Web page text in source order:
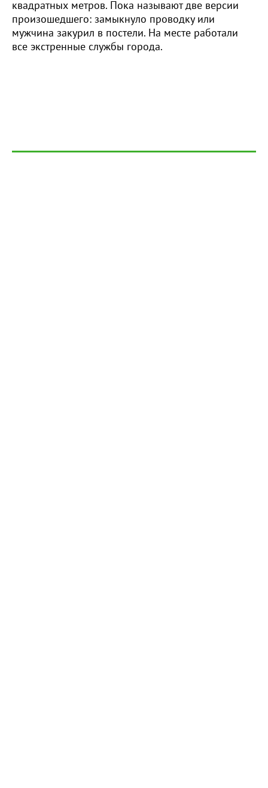
квадратных метров. Пока называют две версии
произошедшего: замыкнуло проводку или
мужчина закурил в постели. На месте работали
все экстренные службы города.